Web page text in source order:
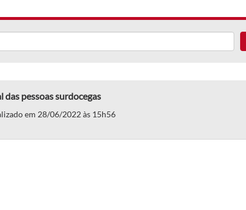
pessoas surdocegas
em 28/06/2022 às 15h56